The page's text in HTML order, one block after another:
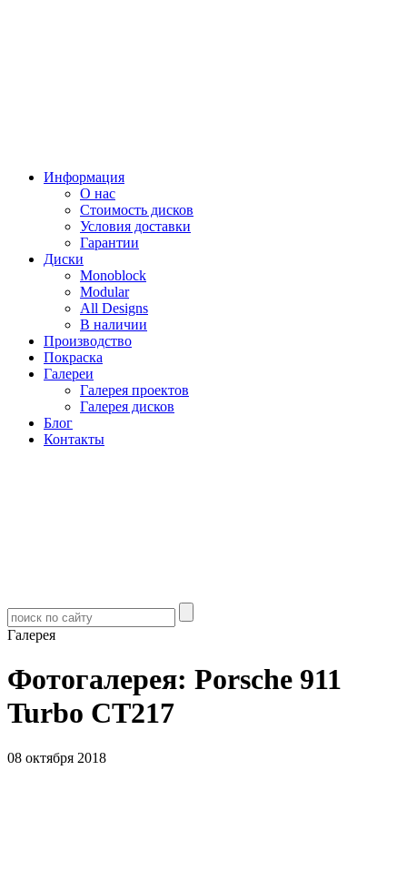
Информация
О нас
Стоимость дисков
Условия доставки
Гарантии
Диски
Monoblock
Modular
All Designs
В наличии
Производство
Покраска
Галереи
Галерея проектов
Галерея дисков
Блог
Контакты
Галерея
Фотогалерея: Porsche 911
Turbo CT217
08 октября 2018